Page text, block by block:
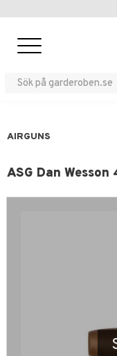
AIRGUNS
ASG Dan